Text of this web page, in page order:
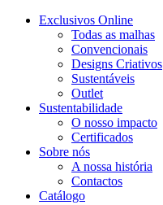
Exclusivos Online
Todas as malhas
Convencionais
Designs Criativos
Sustentáveis
Outlet
Sustentabilidade
O nosso impacto
Certificados
Sobre nós
A nossa história
Contactos
Catálogo